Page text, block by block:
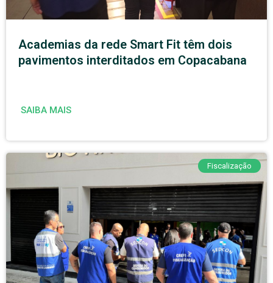
Academias da rede Smart Fit têm dois
pavimentos interditados em Copacabana
SAIBA MAIS
Fiscalização